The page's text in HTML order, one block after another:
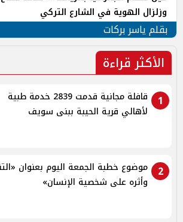
وزلزال الهوية في الشارع التركي
بقلم ياسر بركات
الأكثر قراءة
1
قافلة مجانية قدمت 2839 خدمة طبية
لأهالي قرية الحيبة ببنى سويف
2
موضوع خطبة الجمعة اليوم بعنوان
وأثره على شخصية الإنسان»